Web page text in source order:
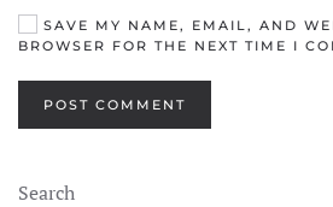
SAVE MY NAME, EMAIL, AND
BROWSER FOR THE NEXT TIME I
POST COMMENT
Search